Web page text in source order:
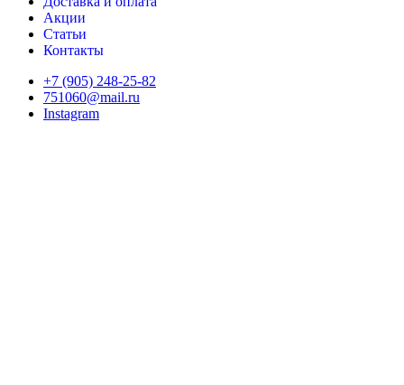
Акции
Статьи
Контакты
+7 (905) 248-25-82
751060@mail.ru
Instagram